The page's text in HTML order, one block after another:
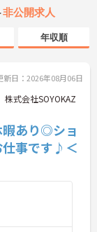
非公開求人
年収順
新日：2026年08月06日
株式会社SOYOKAZ
暇あり◎ショ
仕事です♪＜